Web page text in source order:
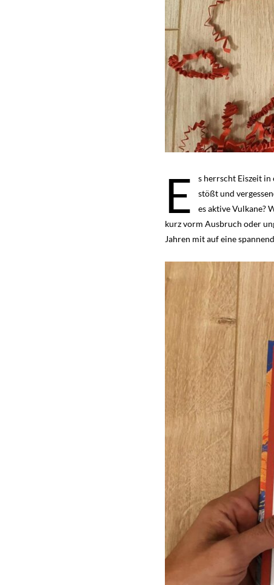
E
s herrscht Eiszeit
stößt und
es aktive Vulkane?
kurz vorm Ausbruch oder
Jahren mit auf eine